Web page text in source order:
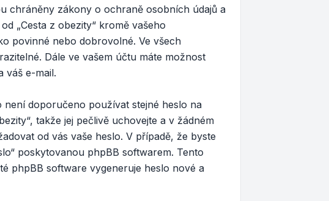
chráněny zákony o ochraně osobních údajů a
„Cesta z obezity“ kromě vašeho
povinné nebo dobrovolné. Ve všech
Dále ve vašem účtu máte možnost
váš e-mail.
není doporučeno používat stejné heslo na
takže jej pečlivě uchovejte a v žádném
od vás vaše heslo. V případě, že byste
poskytovanou phpBB softwarem. Tento
phpBB software vygeneruje heslo nové a